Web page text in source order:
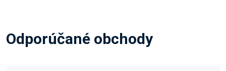
Odporúčané obchody